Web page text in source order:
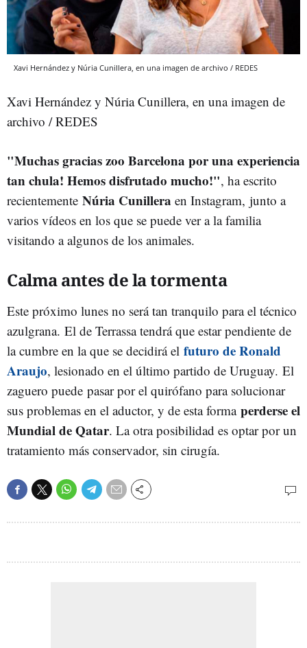
Xavi Hernández y Núria Cunillera, en una imagen de archivo / REDES
Xavi Hernández y Núria Cunillera, en una imagen de
archivo / REDES
"Muchas gracias zoo Barcelona por una experiencia
tan chula! Hemos disfrutado mucho!", ha escrito
recientemente Núria Cunillera en Instagram, junto a
varios vídeos en los que se puede ver a la familia
visitando a algunos de los animales.
Calma antes de la tormenta
Este próximo lunes no será tan tranquilo para el técnico
azulgrana. El de Terrassa tendrá que estar pendiente de
la cumbre en la que se decidirá el futuro de Ronald
Araujo, lesionado en el último partido de Uruguay. El
zaguero puede pasar por el quirófano para solucionar
sus problemas en el aductor, y de esta forma perderse el
Mundial de Qatar. La otra posibilidad es optar por un
tratamiento más conservador, sin cirugía.